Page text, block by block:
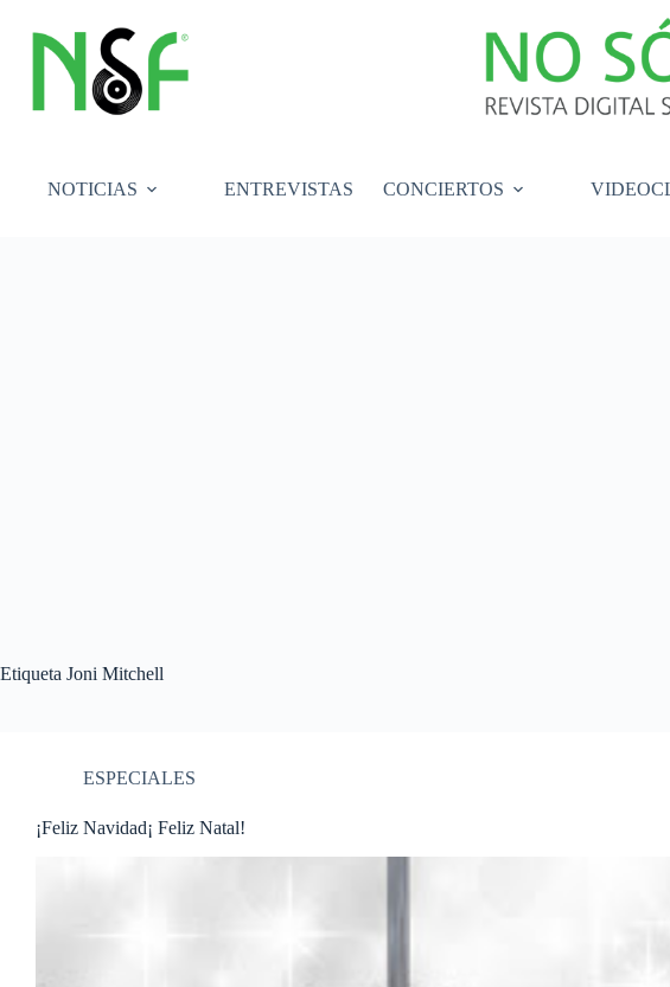
contenido
NOTICIAS ENTREVISTAS CONCIERTOS
Etiqueta Joni Mitchell
ESPECIALES
¡Feliz Navidad¡ Feliz Natal!